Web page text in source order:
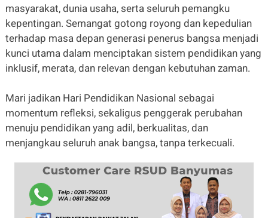
masyarakat, dunia usaha, serta seluruh pemangku
kepentingan. Semangat gotong royong dan kepedulian
terhadap masa depan generasi penerus bangsa menjadi
kunci utama dalam menciptakan sistem pendidikan yang
inklusif, merata, dan relevan dengan kebutuhan zaman.
Mari jadikan Hari Pendidikan Nasional sebagai
momentum refleksi, sekaligus penggerak perubahan
menuju pendidikan yang adil, berkualitas, dan
menjangkau seluruh anak bangsa, tanpa terkecuali.